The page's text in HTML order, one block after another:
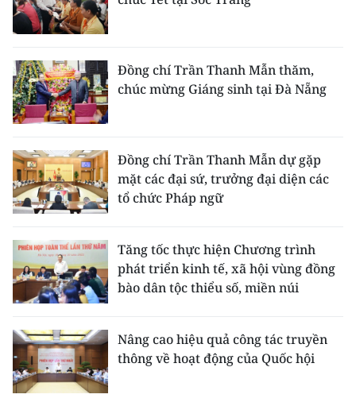
MUA BÁO
ENGLISH
FRANÇAIS
ESPAÑOL
한국어
Đồng chí Trần Thanh Mẫn thăm,
chúc mừng Giáng sinh tại Đà Nẵng
Đồng chí Trần Thanh Mẫn dự gặp
mặt các đại sứ, trưởng đại diện các
tổ chức Pháp ngữ
Tăng tốc thực hiện Chương trình
phát triển kinh tế, xã hội vùng đồng
bào dân tộc thiểu số, miền núi
Nâng cao hiệu quả công tác truyền
thông về hoạt động của Quốc hội